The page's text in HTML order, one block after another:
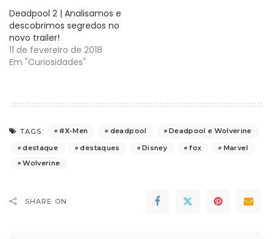
Deadpool 2 | Analisamos e
descobrimos segredos no
novo trailer!
11 de fevereiro de 2018
Em "Curiosidades"
TAGS: #X-Men deadpool
Deadpool e Wolverine
destaque
destaques Disney fox
Marvel
Wolverine
SHARE ON